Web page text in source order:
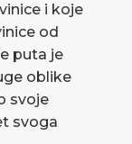
i koje
od
puta je
oblike
svoje
svoga